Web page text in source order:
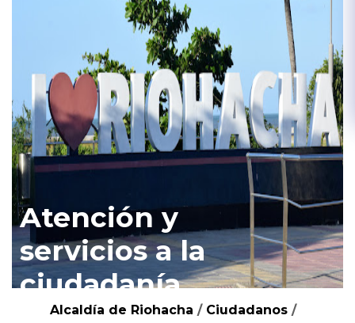
Atención y
servicios a la
ciudadanía
Alcaldía de Riohacha / Ciudadanos /